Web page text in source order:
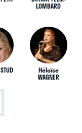
LOMBARD
Héloïse
WAGNER